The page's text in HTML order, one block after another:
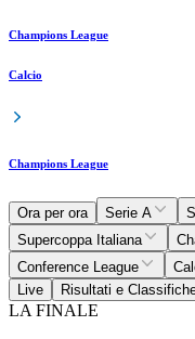
Champions League
Calcio
Champions League
Ora per ora Serie A
Supercoppa Italiana
Conference League
Live
Risultati e
LA FINALE